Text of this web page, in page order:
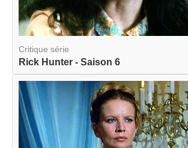
Critique série
Rick Hunter - Saison 6